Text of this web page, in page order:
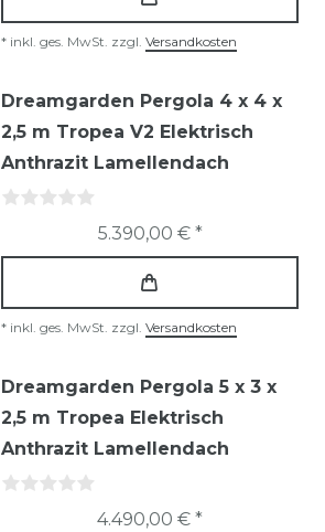
* inkl. ges. MwSt. zzgl. Versandkosten
Dreamgarden Pergola 4 x 4 x
2,5 m Tropea V2 Elektrisch
Anthrazit Lamellendach
5.390,00 € *
* inkl. ges. MwSt. zzgl. Versandkosten
Dreamgarden Pergola 5 x 3 x
2,5 m Tropea Elektrisch
Anthrazit Lamellendach
4.490,00 € *